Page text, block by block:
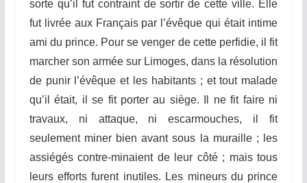
sorte qu’il fut contraint de sortir de cette ville. Elle
fut livrée aux Français par l’évêque qui était intime
ami du prince. Pour se venger de cette perfidie, il fit
marcher son armée sur Limoges, dans la résolution
de punir l’évêque et les habitants ; et tout malade
qu’il était, il se fit porter au siège.
ne fit faire ni
travaux, ni attaque, ni escarmouches, il fit
seu lementminer bien avant sous la muraille ; les
assiégés contre-minaient de leur côté ; mais tous
leurs efforts furent inutiles. Les mineurs du prince